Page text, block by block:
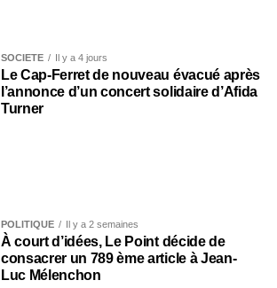
SOCIÉTÉ Il y a 4 jours
Le Cap-Ferret de nouveau évacué après
l’annonce d’un concert solidaire d’Afida
Turner
POLITIQUE Il y a 2 semaines
À court d’idées, Le Point décide de
consacrer un 789 ème article à Jean-
Luc Mélenchon